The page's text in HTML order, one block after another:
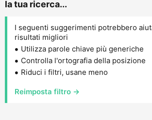
la tua ricerca...
I seguenti suggerimenti potrebbero
risultati migliori
Utilizza parole chiave più generiche
Controlla l'ortografia della posizione
Riduci i filtri, usane meno
Reimposta filtro →